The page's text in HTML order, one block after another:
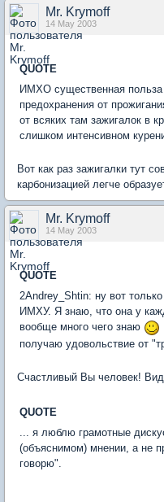
Mr. Krymoff
14 May 2003
QUOTE
ИМХО существенная польза
предохранения от
от всяких там зажигалок в
слишком интенсивном
Вот как раз зажигалки тут
карбонизацией легче
Mr. Krymoff
14 May 2003
QUOTE
2Andrey_Shtin: ну вот
ИМХУ. Я знаю, что она у
вообще много чего знаю
получаю удовольствие от
Счастливый Вы человек!
QUOTE
... я люблю грамотные
(объяснимом) мнении, а не
говорю".